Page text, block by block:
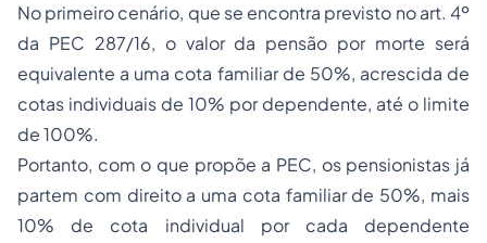
No primeiro cenário, que se encontra previsto no art. 4º
da PEC 287/16, o valor da pensão por morte será
equivalente a uma cota familiar de 50%, acrescida de
cotas individuais de 10% por dependente, até o limite
de 100%.
Portanto, com o que propõe a PEC, os pensionistas já
partem com direito a uma cota familiar de 50%, mais
10% de cota individual por cada dependente